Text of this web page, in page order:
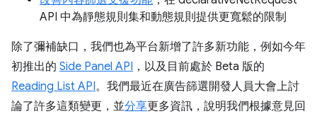
API 中為靜態規則集和動態規則提供更寬鬆的限制
除了彌補缺口，我們也為平台新增了許多新功能，例如今年
初推出的 Side Panel API ，以及目前處於 Beta 版的
Reading List API。我們最近在廣告篩選開發人員大會上討
論了許多這類變更，並分享更多資訊，說明我們根據意見回